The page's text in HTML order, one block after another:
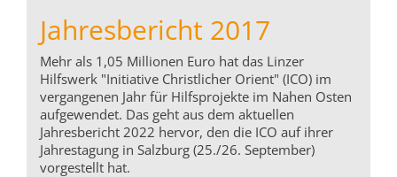
Jahresbericht 2017
Mehr als 1,05 Millionen Euro hat das Linzer
Hilfswerk "Initiative Christlicher Orient" (ICO) im
vergangenen Jahr für Hilfsprojekte im Nahen Osten
aufgewendet. Das geht aus dem aktuellen
Jahresbericht 2022 hervor, den die ICO auf ihrer
Jahrestagung in Salzburg (25./26. September)
vorgestellt hat.